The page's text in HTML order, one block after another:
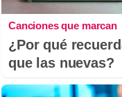
Canciones que marcan
¿Por qué
que las nuevas?